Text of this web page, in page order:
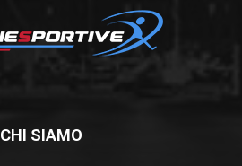
CHI SIAMO